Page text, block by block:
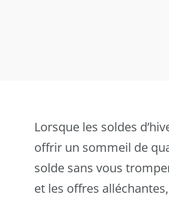
Lorsque les soldes
offrir un sommeil de
solde sans vous
et les offres